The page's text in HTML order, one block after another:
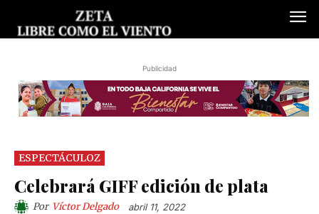
Publicidad
ESPECTÁCULOZ
Celebrará GIFF edición de plata
Por Víctor Delgado abril 11, 2022